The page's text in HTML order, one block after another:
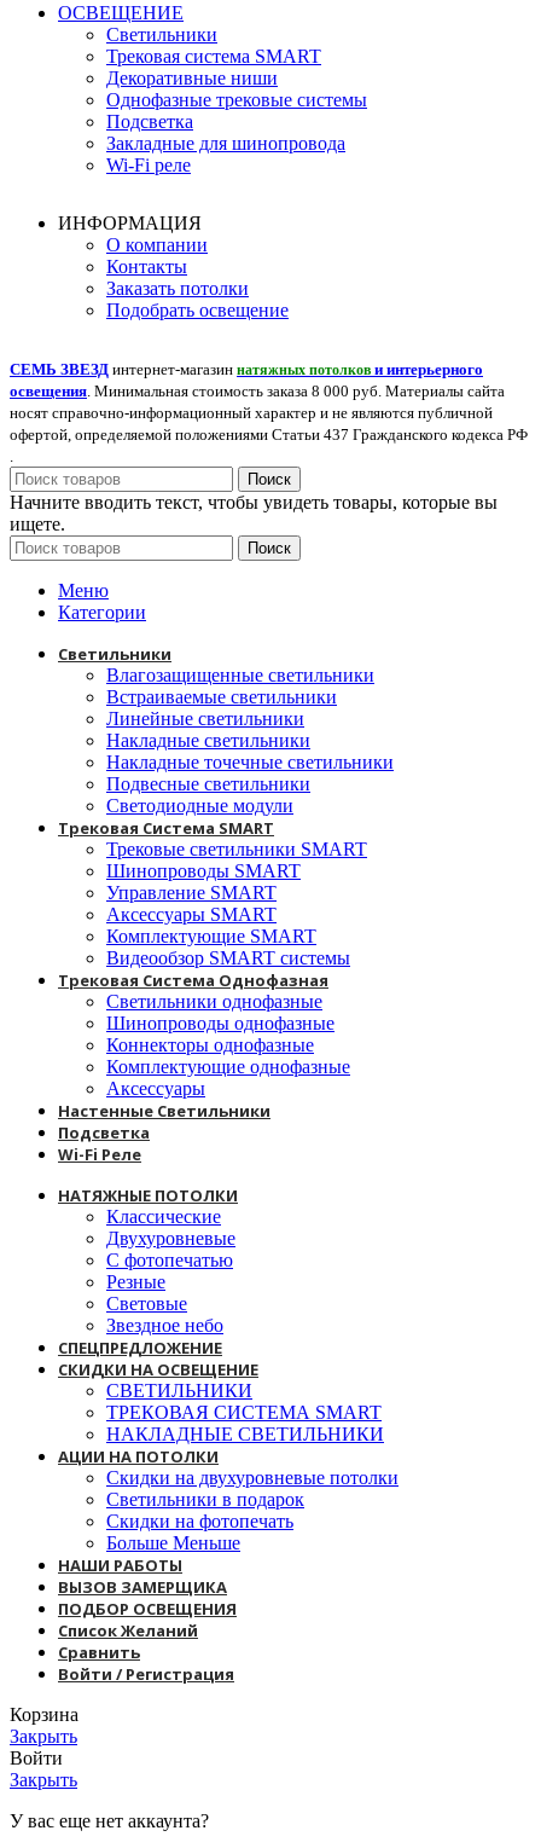
ОСВЕЩЕНИЕ
Светильники
Трековая система SMART
Декоративные ниши
Однофазные трековые системы
Подсветка
Закладные для шинопровода
Wi-Fi реле
ИНФОРМАЦИЯ
О компании
Контакты
Заказать потолки
Подобрать освещение
СЕМЬ ЗВЕЗД интернет-магазин натяжных потолков и интерьерного
освещения . Минимальная стоимость заказа 8 000 руб. Материалы сайта
носят справочно-информационный характер и не являются публичной
офертой, определяемой положениями Статьи 437 Гражданского кодекса РФ
Поиск
Начните вводить текст, чтобы увидеть товары, которые вы
ищете.
Поиск
Меню
Категории
Светильники
Влагозащищенные светильники
Встраиваемые светильники
Линейные светильники
Накладные светильники
Накладные точечные светильники
Подвесные светильники
Светодиодные модули
Трековая Система SMART
Трековые светильники SMART
Шинопроводы SMART
Управление SMART
Аксессуары SMART
Комплектующие SMART
Видеообзор SMART системы
Трековая Система Однофазная
Светильники однофазные
Шинопроводы однофазные
Коннекторы однофазные
Комплектующие однофазные
Аксессуары
Настенные Светильники
Подсветка
Wi-Fi Реле
НАТЯЖНЫЕ ПОТОЛКИ
Классические
Двухуровневые
С фотопечатью
Резные
Световые
Звездное небо
СПЕЦПРЕДЛОЖЕНИЕ
СКИДКИ НА ОСВЕЩЕНИЕ
СВЕТИЛЬНИКИ
ТРЕКОВАЯ СИСТЕМА SMART
НАКЛАДНЫЕ СВЕТИЛЬНИКИ
АЦИИ НА ПОТОЛКИ
Скидки на двухуровневые потолки
Светильники в подарок
Скидки на фотопечать
Больше Меньше
НАШИ РАБОТЫ
ВЫЗОВ ЗАМЕРЩИКА
ПОДБОР ОСВЕЩЕНИЯ
Список Желаний
Сравнить
Войти / Регистрация
Корзина
Закрыть
Войти
Закрыть
У вас еще нет аккаунта?